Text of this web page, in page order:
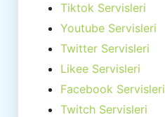
Tiktok Servisleri
Youtube Servisleri
Twitter Servisleri
Likee Servisleri
Facebook Servisleri
Twitch Servisleri